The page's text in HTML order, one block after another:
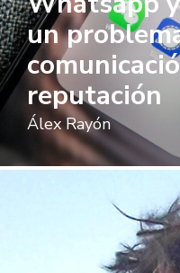
un
reputación
Álex Rayón